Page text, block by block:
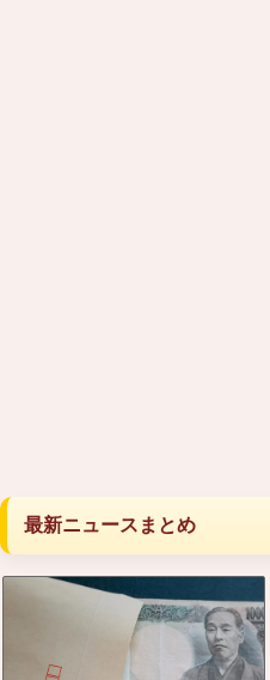
最新ニュースまとめ